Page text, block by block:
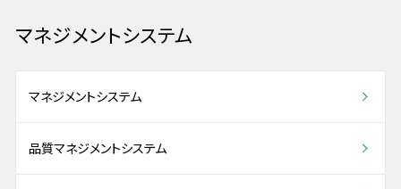
マネジメントシステム
マネジメントシステム
品質マネジメントシステム